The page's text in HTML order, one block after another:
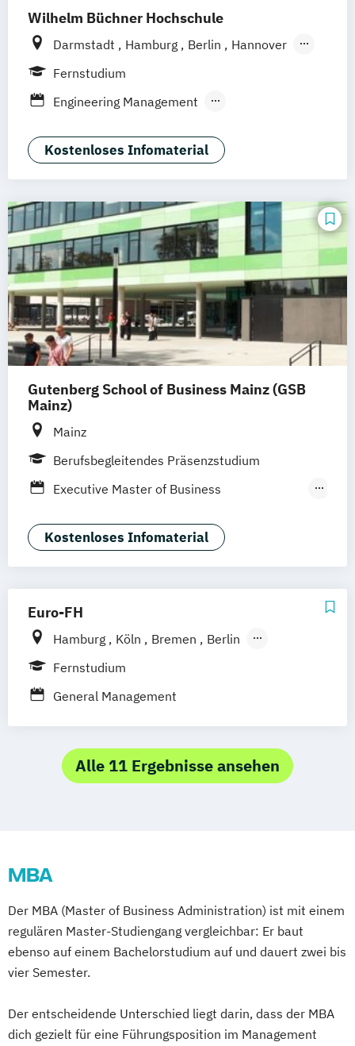
Wilhelm Büchner Hochschule
Darmstadt Hamburg Berlin
Hannover
Bonn
Nürnberg
Zürich Rostock Dortmund
Fernstudium
Engineering Management
Kostenloses Infomaterial
Gutenberg School of Business Mainz (GSB
Mainz)
Mainz
Berufsbegleitendes Präsenzstudium
Executive Master of Business
universitärer Online-Master)
Master of Business Administration (MBA)
Kostenloses Infomaterial
Euro-FH
Hamburg Köln Bremen
Berlin
Göttingen
Fernstudium
General Management
Alle 11 Ergebnisse ansehen
MBA
Der MBA (Master of Business Administration) ist mit einem
regulären Master-Studiengang vergleichbar: Er baut
ebenso auf einem Bachelorstudium auf und dauert zwei bis
vier Semester.
Der entscheidende Unterschied liegt darin, dass der MBA
dich gezielt für eine Führungsposition im Management